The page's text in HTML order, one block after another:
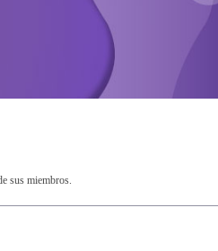
sus miembros.